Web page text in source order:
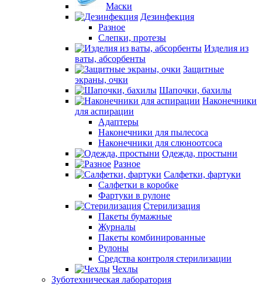
Маски
Дезинфекция
Разное
Слепки, протезы
Изделия из
ваты, абсорбенты
Защитные
экраны, очки
Шапочки, бахилы
Наконечники
для аспирации
Адаптеры
Наконечники для пылесоса
Наконечники для слюноотсоса
Одежда, простыни
Разное
Салфетки, фартуки
Салфетки в коробке
Фартуки в рулоне
Стерилизация
Пакеты бумажные
Журналы
Пакеты комбинированные
Рулоны
Средства контроля стерилизации
Чехлы
Зуботехническая лаборатория